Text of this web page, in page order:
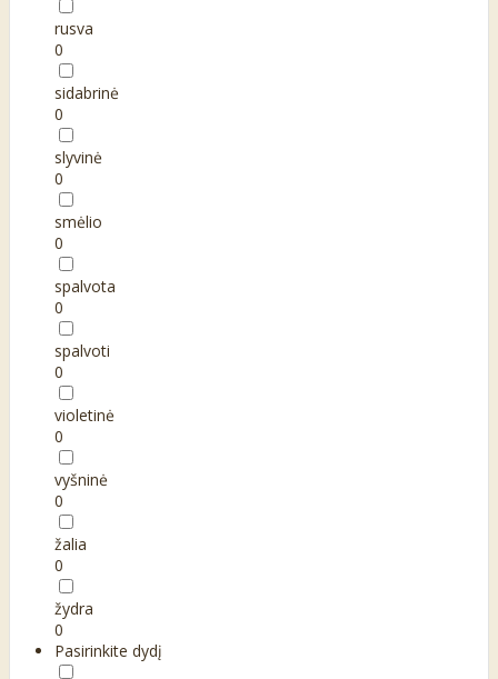
rusva
0
sidabrinė
0
slyvinė
0
smėlio
0
spalvota
0
spalvoti
0
violetinė
0
vyšninė
0
žalia
0
žydra
0
Pasirinkite dydį